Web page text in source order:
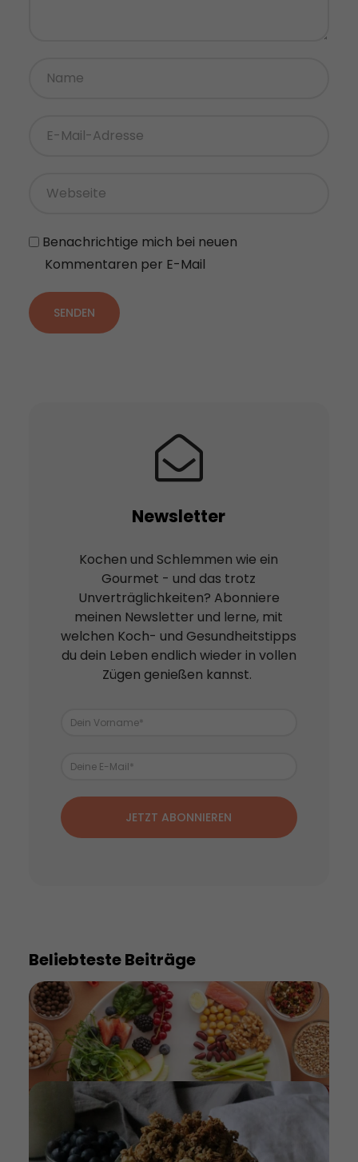
Benachrichtige mich bei neuen
Kommentaren per E-Mail
SENDEN
Newsletter
Kochen und Schlemmen wie ein
Gourmet - und das trotz
Unverträglichkeiten? Abonniere
meinen Newsletter und lerne, mit
welchen Koch- und Gesundheitstipps
du dein Leben endlich wieder in vollen
Zügen genießen kannst.
JETZT ABONNIEREN
Beliebteste Beiträge